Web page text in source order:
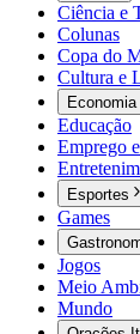
Ciência e
Colunas
Copa do
Cultura e
Economia
Educação
Emprego
Esportes
Games
Jogos
Meio
Mundo